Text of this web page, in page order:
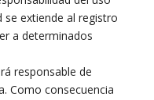
se extiende al registro
a determinados
responsable de
Como consecuencia